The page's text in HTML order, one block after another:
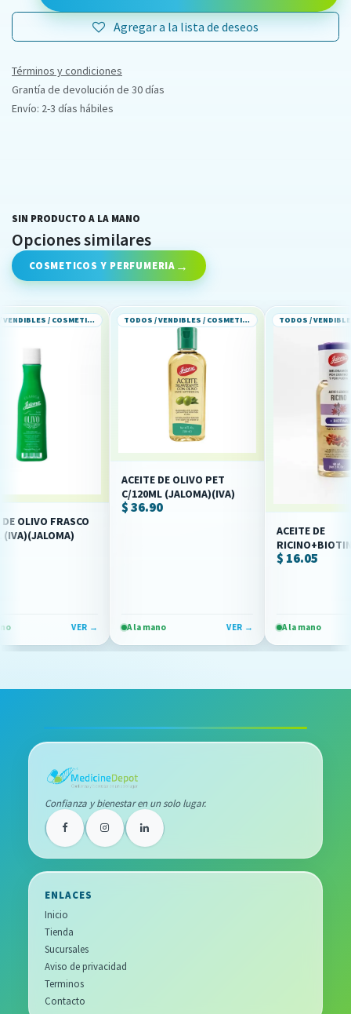
Agregar a la lista de deseos
Términos y condiciones
Grantía de devolución de 30 días
Envío: 2-3 días hábiles
SIN PRODUCTO A LA MANO
Opciones similares
COSMETICOS Y PERFUMERIA
TODOS / VENDIBLES / COSMETICOS Y PERFUMERIA
FRASCO
VER →
TODOS / VENDIBLES / COSMETICOS Y PERFUMERIA
ACEITE DE OLIVO PET
C/120ML (JALOMA)(IVA)
$ 36.90
A la mano VER →
ACEITE DE
RICINO+BIOTINA
/60ML (IVA) JALOMA
$ 16.05
A la mano
Confianza y bienestar en un solo lugar.
ENLACES
Inicio
Tienda
Sucursales
Aviso de privacidad
Terminos
Contacto